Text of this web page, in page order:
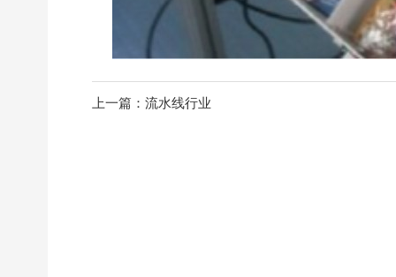
上一篇：流水线行业